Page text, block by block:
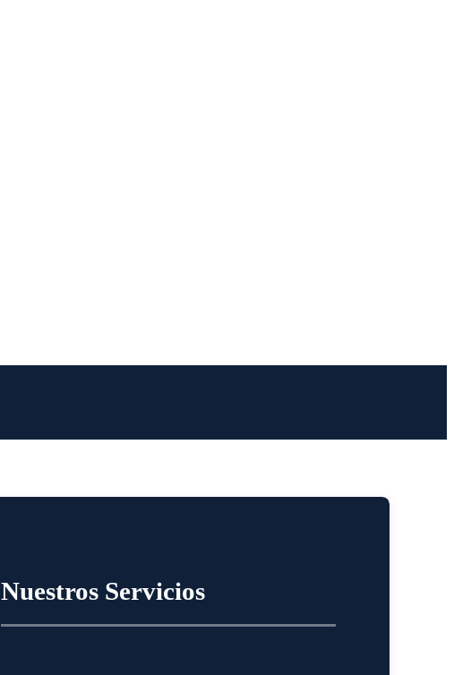
Nuestros Servicios